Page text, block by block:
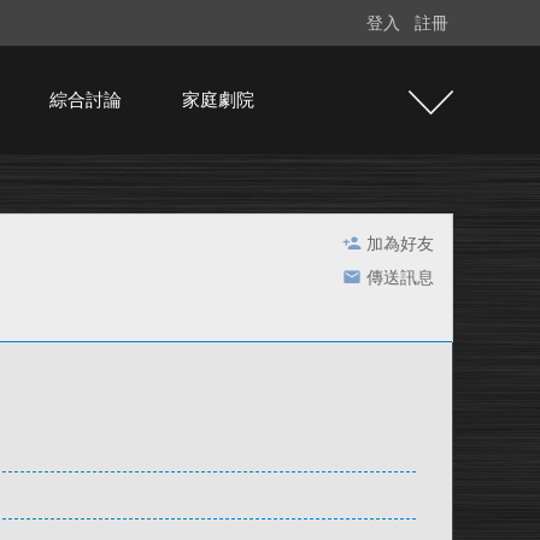
登入 註冊
綜合討論 家庭劇院
加為好友
傳送訊息